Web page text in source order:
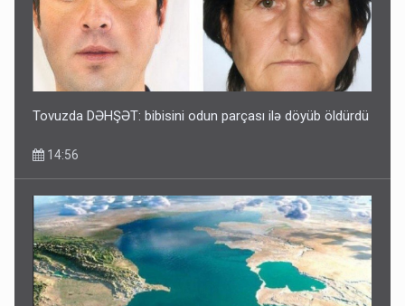
Tovuzda DƏHŞƏT: bibisini odun parçası ilə döyüb öldürdü
14:56